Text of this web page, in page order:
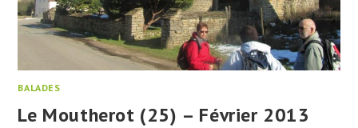
BALADES
Le Moutherot (25) – Février 2013